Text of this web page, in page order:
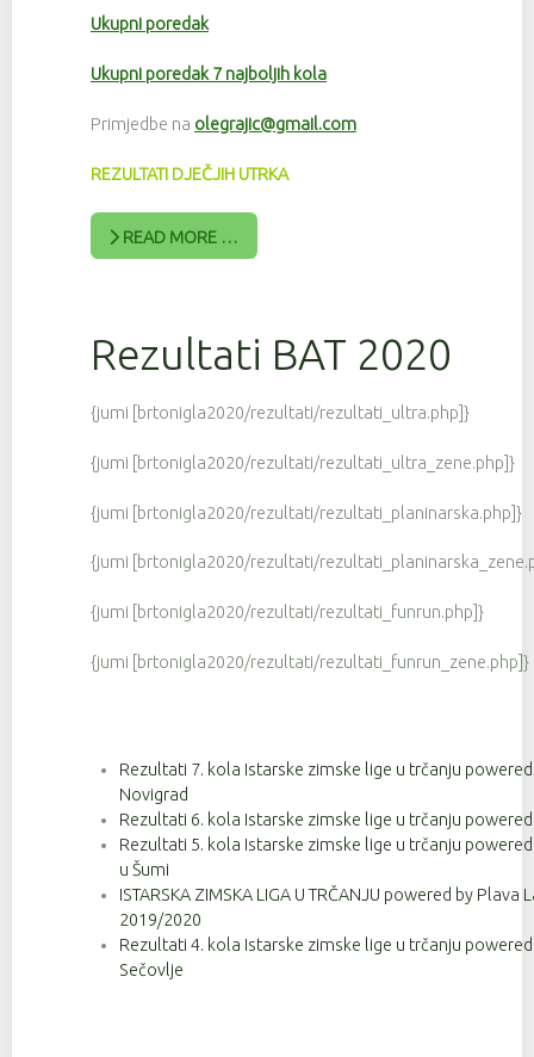
Ukupni poredak
Ukupni poredak 7 najboljih kola
Primjedbe na olegrajic@gmail.com
REZULTATI DJEČJIH UTRKA
READ MORE …
Rezultati BAT 2020
{jumi [brtonigla2020/rezultati/rezultati_ultra.php]}
{jumi [brtonigla2020/rezultati/rezultati_ultra_zene.php]}
{jumi [brtonigla2020/rezultati/rezultati_planinarska.php]}
{jumi [brtonigla2020/rezultati/
{jumi [brtonigla2020/rezultati/rezultati_funrun.php]}
{jumi [brtonigla2020/rezultati/rezultati_funrun_zene.php]}
Rezultati 7. kola Istarske zimske lige u trčanju
Novigrad
Rezultati 6. kola Istarske zimske lige u trčanju
Rezultati 5. kola Istarske zimske lige u trčanju
u Šumi
ISTARSKA ZIMSKA LIGA U TRČANJU powered by Plava
2019/2020
Rezultati 4. kola Istarske zimske lige u trčanju
Sečovlje